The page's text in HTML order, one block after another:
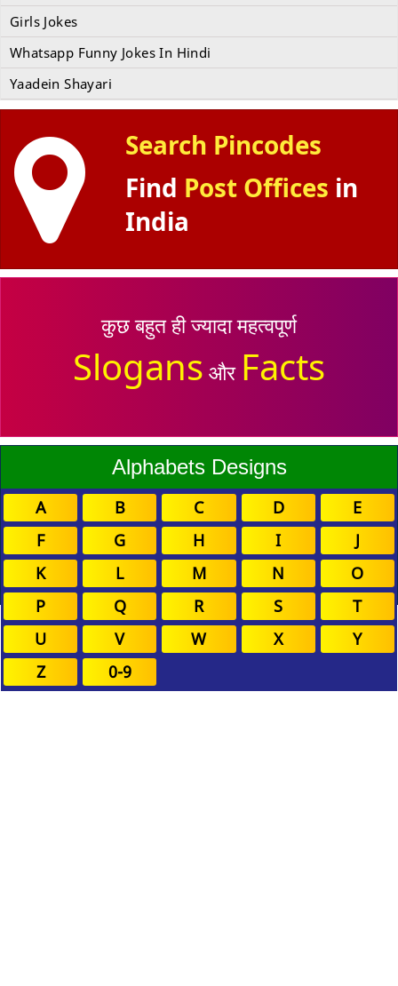
Girls Jokes
Whatsapp Funny Jokes In Hindi
Yaadein Shayari
Search Pincodes
Find Post Offices in
India
कुछ बहुत ही ज्यादा महत्वपूर्ण
Slogans और Facts
Alphabets Designs
A B C D
E
F
G H I
J
K
L M N
O
P
Q R S
T
U
V W X
Y
Z
0-9